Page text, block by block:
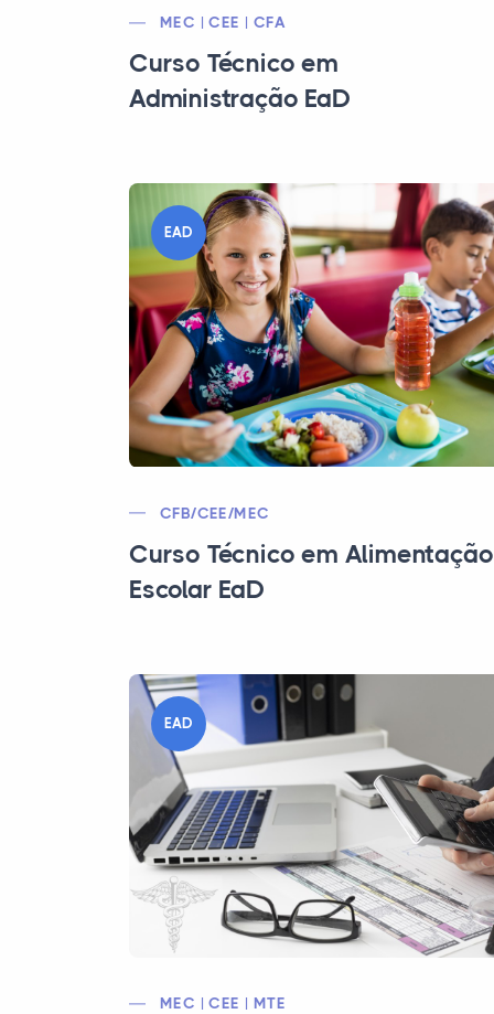
MEC | CEE | CFA
Curso Técnico em
Administração EaD
EAD
CFB/CEE/MEC
Curso Técnico em Alimentação
Escolar EaD
EAD
MEC | CEE | MTE